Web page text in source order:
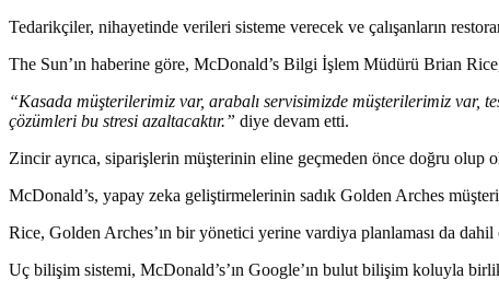
Tedarikçiler, nihayetinde verileri sisteme verecek ve çalışanların
The Sun’ın haberine göre, McDonald’s Bilgi İşlem Müdürü Brian
“Kasada müşterilerimiz var, arabalı servisimizde müşterilerimiz var,
çözümleri bu stresi azaltacaktır.” diye devam etti.
Zincir ayrıca, siparişlerin müşterinin eline geçmeden önce doğru olup
McDonald’s, yapay zeka geliştirmelerinin sadık Golden Arches
Rice, Golden Arches’ın bir yönetici yerine vardiya planlaması da
Uç bilişim sistemi, McDonald’s’ın Google’ın bulut bilişim koluyla